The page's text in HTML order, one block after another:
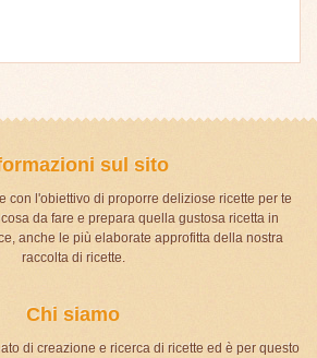
sul sito
con l'obiettivo di proporre deliziose ricette per te
da fare e prepara quella gustosa ricetta in
anche le più elaborate approfitta della nostra
raccolta di ricette.
Chi siamo
di creazione e ricerca di ricette ed è per questo